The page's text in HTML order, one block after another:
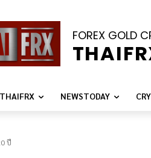
FOREX GOLD
NEWSTODAY
ปี